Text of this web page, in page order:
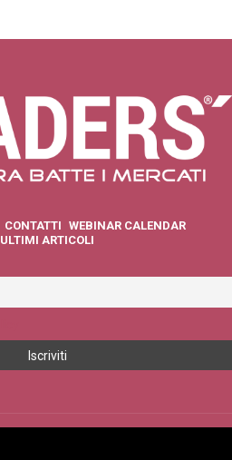
CONTATTI WEBINAR CALENDAR
ULTIMI ARTICOLI